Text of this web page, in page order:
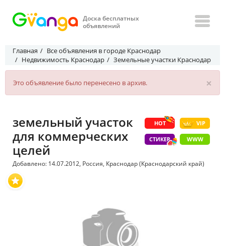
Доска бесплатных
объявлений
Главная
Все объявления в городе Краснодар
Недвижимость Краснодар
Земельные участки Краснодар
×
Это объявление было перенесено в архив.
HOT VIP
СТИКЕР WWW
земельный участок
для коммерческих
целей
Добавлено: 14.07.2012, Россия, Краснодар (Краснодарский край)